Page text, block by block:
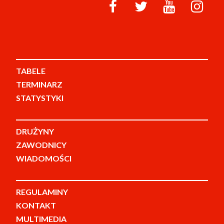
TABELE
TERMINARZ
STATYSTYKI
DRUŻYNY
ZAWODNICY
WIADOMOŚCI
REGULAMINY
KONTAKT
MULTIMEDIA